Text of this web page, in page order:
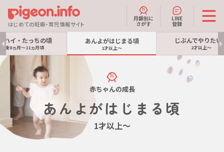
はじめての妊娠・育児情報サイト
月齢別に
さがす
LINE
登録
ハイ・たっちの頃
生後8ヵ月～11ヵ月頃
あんよがはじまる頃
1才以上～
じぶんでやりたい
2才以上～
赤ちゃんの成長
あんよがはじまる頃
1才以上～